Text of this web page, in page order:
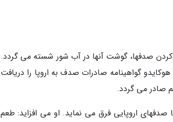
کردن صدفها، گوشت آنها در آب شور شسته می گردد.
گواهینامه صادرات صدف به اروپا را دریافت
صادر می گردد.
اروپایی فرق می نماید. او می افزاید: طعم